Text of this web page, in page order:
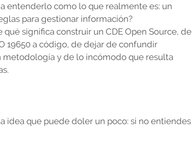
entenderlo como lo que realmente es: un
para gestionar información?
qué significa construir un CDE Open Source, de
19650 a código, de dejar de confundir
metodología y de lo incómodo que resulta
idea que puede doler un poco: si no entiendes